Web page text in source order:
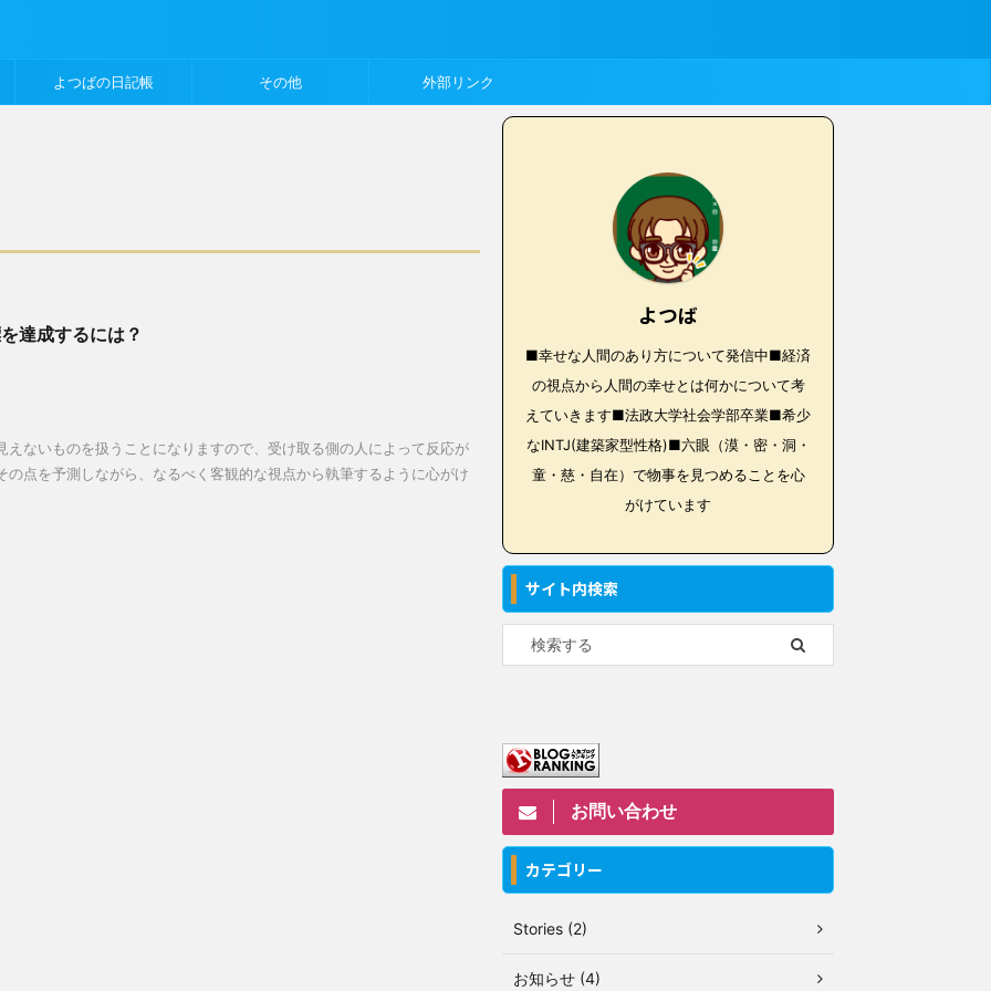
よつばの日記帳 その他 外部リンク
達成するには？
えないものを扱うことになりますので、受け取る側の人によって反応が
の点を予測しながら、なるべく客観的な視点から執筆するように心がけ
よつば
■幸せな人間のあり方について発信中■経済
の視点から人間の幸せとは何かについて考
えていきます■法政大学社会学部卒業■希少
なINTJ(建築家型性格)■六眼（漠・密・洞・
童・慈・自在）で物事を見つめることを心
がけています
サイト内検索
お問い合わせ
カテゴリー
Stories (2)
お知らせ (4)